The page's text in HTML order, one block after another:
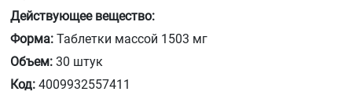
Действующее вещество:
Форма: Таблетки массой 1503 мг
Объем: 30 штук
Код: 4009932557411